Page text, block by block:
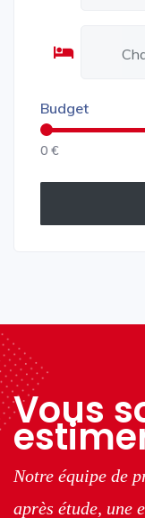
Budget
0 €
Vous
Notre équipe de
après étude, une